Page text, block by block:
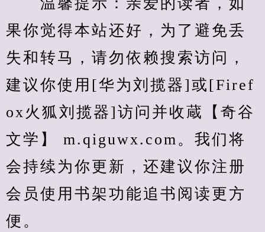
果你觉得本站还好，为了避免丢
失和转马，请勿依赖搜索访问，
建议你使用[华为刘揽器]或[Firef
ox火狐刘揽器]访问并收蔵【奇谷
文学】 m.qiguwx.com。我们将
会持续为你更新，还建议你注册
会员使用书架功能追书阅读更方
便。